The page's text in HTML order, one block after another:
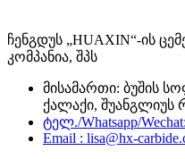
ჩენგდუს „HUAXIN“-ის
კომპანია, შპს
მისამართი: ბუშის
ქალაქი, შუანგლიუს
ტელ./Whatsapp/
Email : lisa@hx-